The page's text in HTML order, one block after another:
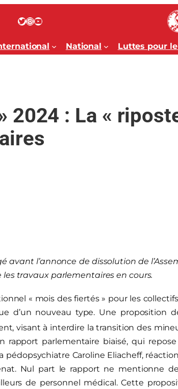
Twitter InstagramYouTube
National Luttes pour
2024 : La «
avant l’annonce de dissolution de
travaux parlementaires en cours.
« mois des fiertés » pour les collectifs
d’un nouveau type. Une proposition
visant à interdire la transition des
rapport parlementaire biaisé, qui
pédopsychiatre Caroline Eliacheff,
Nul part le rapport ne mentionne
de personnel médical. Cette